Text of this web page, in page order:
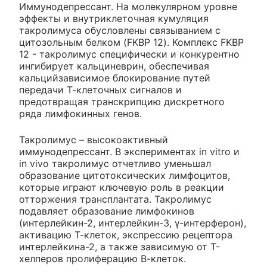
Иммунодепрессант. На молекулярном уровне
эффекты и внутриклеточная кумуляция
такролимуса обусловлены связыванием с
цитозольным белком (FKBP 12). Комплекс FKBP
12 - такролимус специфически и конкурентно
ингибирует кальциневрин, обеспечивая
кальцийзависимое блокирование путей
передачи Т-клеточных сигналов и
предотвращая транскрипцию дискретного
ряда лимфокинных генов.
Такролимус – высокоактивный
иммунодепрессант. В экспериментах in vitro и
in vivo такролимус отчетливо уменьшал
образование цитотоксических лимфоцитов,
которые играют ключевую роль в реакции
отторжения трансплантата. Такролимус
подавляет образование лимфокинов
(интерлейкин-2, интерлейкин-3, γ-интерферон),
активацию Т-клеток, экспрессию рецептора
интерлейкина-2, а также зависимую от Т-
хелперов пролиферацию В-клеток.